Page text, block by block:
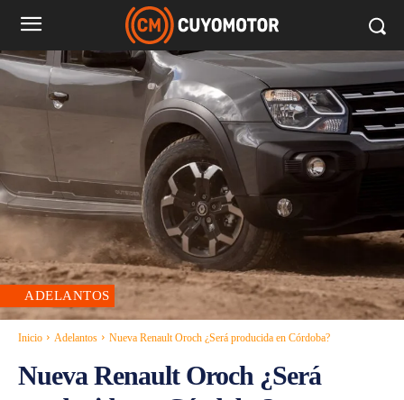
ADELANTOS
Inicio Adelantos Nueva Renault Oroch ¿Será producida en Córdoba?
Nueva Renault Oroch ¿Será